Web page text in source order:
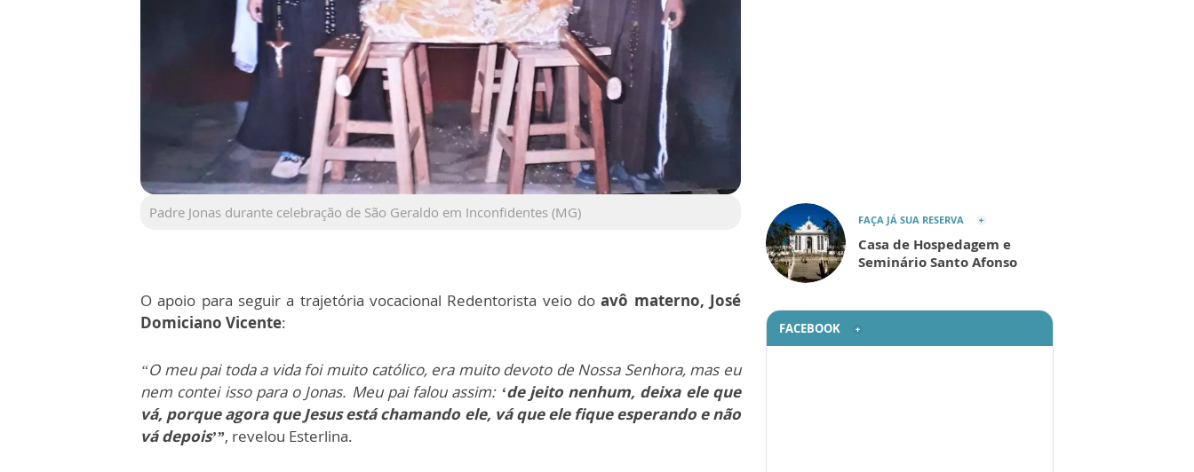
Padre Jonas durante celebração de São Geraldo em Inconfidentes (MG)
O apoio para seguir a trajetória vocacional Redentorista veio do avô materno, José
Domiciano Vicente:
“O meu pai toda a vida foi muito católico, era muito devoto de Nossa Senhora, mas eu
nem contei isso para o Jonas. Meu pai falou assim: ‘de jeito nenhum, deixa ele que
vá, porque agora que Jesus está chamando ele, vá que ele fique esperando e não
vá depois’”, revelou Esterlina.
FAÇA JÁ SUA RESERVA
Casa de Hospedagem e
Seminário Santo Afonso
FACEBOOK